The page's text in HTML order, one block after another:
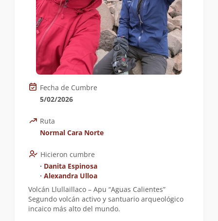
Fecha de Cumbre
5/02/2026
Ruta
Normal Cara Norte
Hicieron cumbre
∙ Danita Espinosa
∙ Alexandra Ulloa
Volcán Llullaillaco – Apu “Aguas Calientes”
Segundo volcán activo y santuario arqueológico
incaico más alto del mundo.